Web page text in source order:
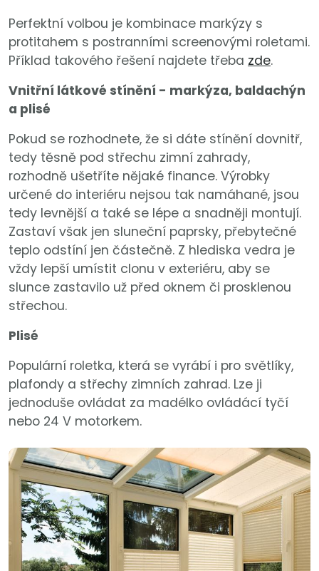
Perfektní volbou je kombinace markýzy s
protitahem s postranními screenovými roletami.
Příklad takového řešení najdete třeba zde.
Vnitřní látkové stínění - markýza, baldachýn
a plisé
Pokud se rozhodnete, že si dáte stínění dovnitř,
tedy těsně pod střechu zimní zahrady,
rozhodně ušetříte nějaké finance. Výrobky
určené do interiéru nejsou tak namáhané, jsou
tedy levnější a také se lépe a snadněji montují.
Zastaví však jen sluneční paprsky, přebytečné
teplo odstíní jen částečně. Z hlediska vedra je
vždy lepší umístit clonu v exteriéru, aby se
slunce zastavilo už před oknem či prosklenou
střechou.
Plisé
Populární roletka, která se vyrábí i pro světlíky,
plafondy a střechy zimních zahrad. Lze ji
jednoduše ovládat za madélko ovládácí tyčí
nebo 24 V motorkem.